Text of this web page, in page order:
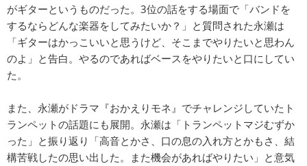
がギターというものだった。3位の話をする場面で「バンドを
するならどんな楽器をしてみたいか？」と質問された永瀬は
「ギターはかっこいいと思うけど、そこまでやりたいと思わん
のよ」と告白。やるのであればベースをやりたいと口にしてい
た。
また、永瀬がドラマ『おかえりモネ』でチャレンジしていたト
ランペットの話題にも展開。永瀬は「トランペットマジむずか
った」と振り返り「高音とかさ、口の息の入れ方とかもさ、結
構苦戦したの思い出した。また機会があればやりたい」と意気